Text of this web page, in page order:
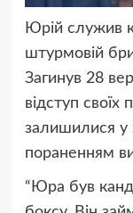
Юрій служив
штурмовій
Загинув 28
відступ своїх
залишилися у
пораненням
“Юра був